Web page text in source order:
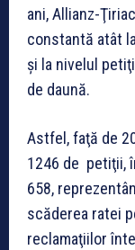
ani, Allianz-
constantă atât
şi la nivelul
de daună.
Astfel, faţă de
1246 de petiţii,
658,
scăderea ratei
reclamaţiilor